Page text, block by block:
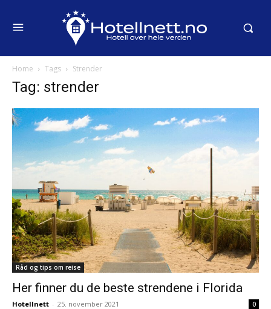
Home Tags Strender
Tag: strender
Råd og tips om reise
Her finner du de beste strendene i Florida
Hotellnett - 25. november 2021 0